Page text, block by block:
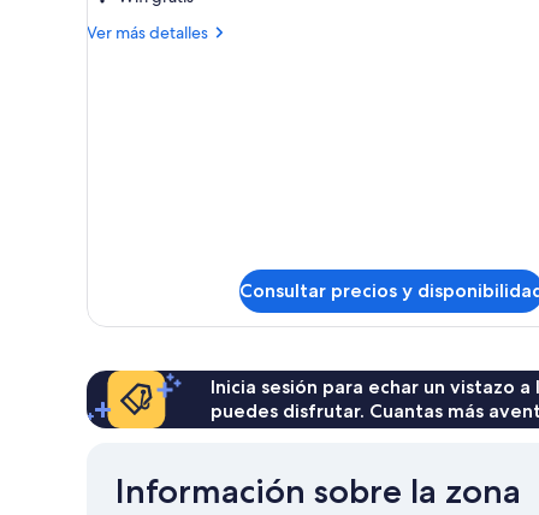
fumadores
Queen
Ver más detalles
Más
Consultar precios y
Inicia sesión para echar un vistazo
puedes disfrutar. Cuantas más
Información sobre la zona